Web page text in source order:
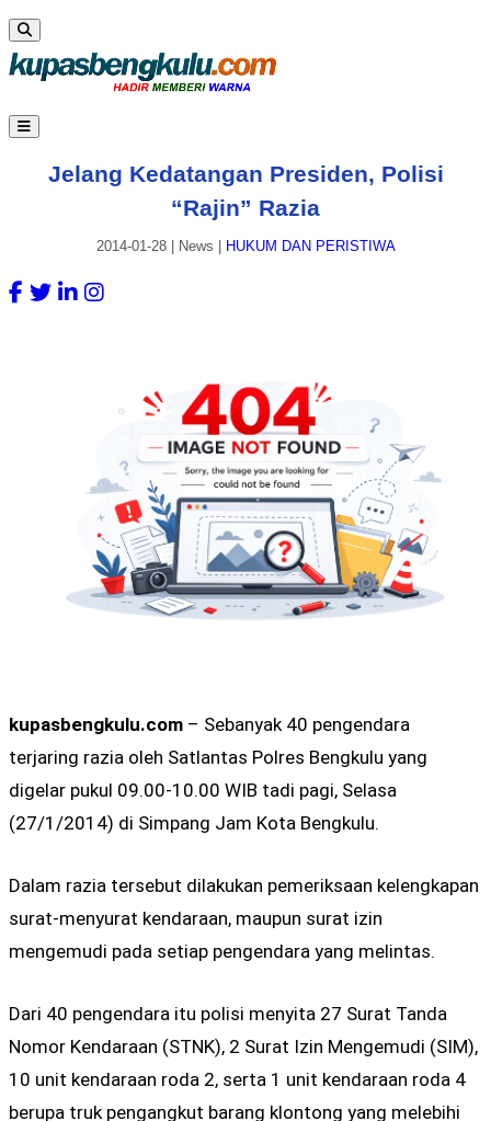
Jelang Kedatangan Presiden, Polisi
“Rajin” Razia
2014-01-28| News HUKUM DAN PERISTIWA
kupasbengkulu.com – Sebanyak 40 pengendara
terjaring razia oleh Satlantas Polres Bengkulu yang
digelar pukul 09.00-10.00 WIB tadi pagi, Selasa
(27/1/2014) di Simpang Jam Kota Bengkulu.
Dalam razia tersebut dilakukan pemeriksaan kelengkapan
surat-menyurat kendaraan, maupun surat izin
mengemudi pada setiap pengendara yang melintas.
Dari 40 pengendara itu polisi menyita 27 Surat Tanda
Nomor Kendaraan (STNK), 2 Surat Izin Mengemudi (SIM),
10 unit kendaraan roda 2, serta 1 unit kendaraan roda 4
berupa truk pengangkut barang klontong yang melebihi